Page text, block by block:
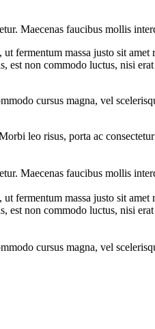
Maecenas faucibus mollis
fermentum massa justo sit amet
non commodo luctus, nisi
cursus magna, vel
leo risus, porta ac
Maecenas faucibus mollis
fermentum massa justo sit amet
non commodo luctus, nisi
cursus magna, vel